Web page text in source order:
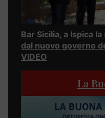
Bar Sicilia, a Ispica
dal nuovo governo
VIDEO
La